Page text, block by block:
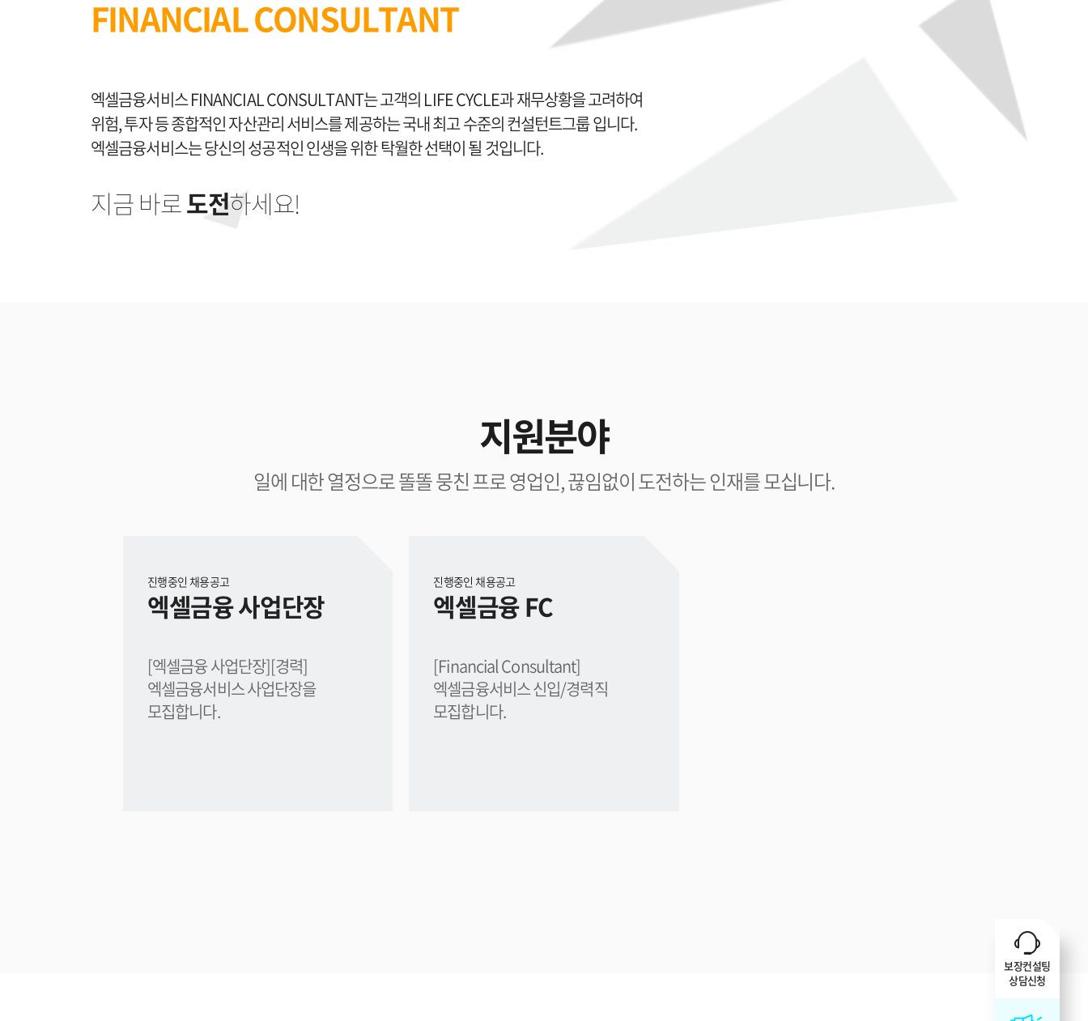
FINANCIAL CONSULTANT
엑셀금융서비스 FINANCIAL CONSULTANT는 고객의 LIFE CYCLE과 재무상황을 고려하여
위험, 투자 등 종합적인 자산관리 서비스를 제공하는 국내 최고 수준의 컨설턴트그룹 입니다.
엑셀금융서비스는 당신의 성공적인 인생을 위한 탁월한 선택이 될 것입니다.
지금 바로도전하세요!
지원분야
일에 대한 열정으로 똘똘 뭉친 프로 영업인, 끊임없이 도전하는 인재를 모십니다.
진행중인 채용공고
엑셀금융 사업단장
[엑셀금융 사업단장][경력]
엑셀금융서비스 사업단장을
모집합니다.
진행중인 채용공고
엑셀금융 FC
[Financial Consultant]
엑셀금융서비스 신입/경력직
모집합니다.
보장컨설팅
상담신청